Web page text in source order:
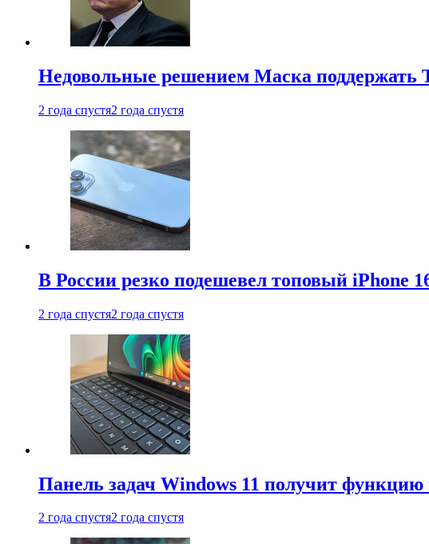
Недовольные решением Маска поддержать
2 года спустя2 года спустя
В России резко подешевел топовый iPhone
2 года спустя2 года спустя
Панель задач Windows 11 получит
2 года спустя2 года спустя